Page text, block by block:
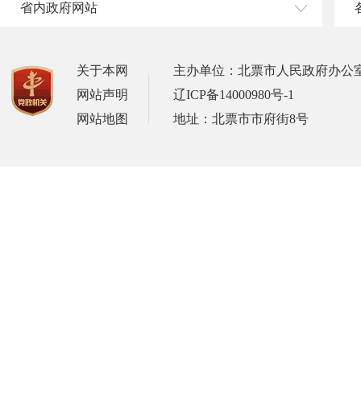
省内政府网站
关于本网
网站声明
网站地图
主办单位：北票市人民政府办公
辽ICP备14000980号-1
地址：北票市市府街8号